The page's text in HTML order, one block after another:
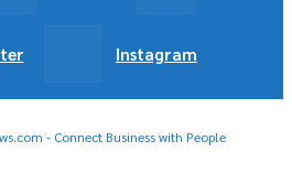
Instagram
- Connect Business with People